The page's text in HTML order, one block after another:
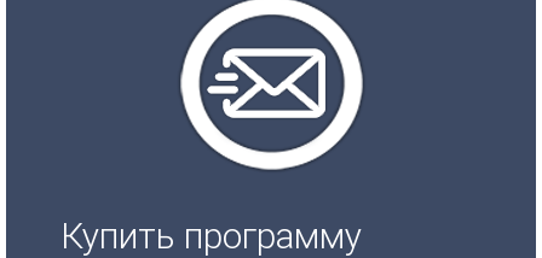
Купить программу